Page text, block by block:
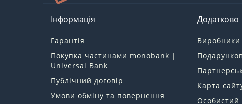
Інформація
Гарантія
Покупка частинами monobank |
Universal Bank
Публічний договір
Умови обміну та повернення
Додатково
Виробники
Карта
Особистий